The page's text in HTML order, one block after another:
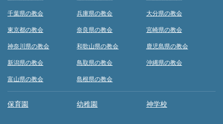
千葉県の教会
東京都の教会
神奈川県の教会
新潟県の教会
富山県の教会
兵庫県の教会
奈良県の教会
和歌山県の教会
鳥取県の教会
島根県の教会
大分県の教会
宮崎県の教会
鹿児島県の教会
沖縄県の教会
保育園 幼稚園 神学校